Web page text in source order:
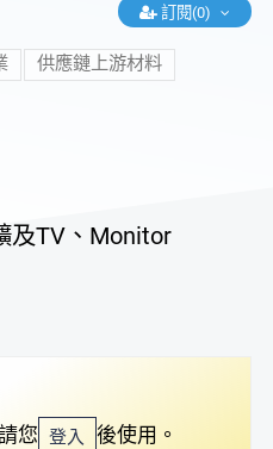
訂閱(0)
供應鏈上游材料
及TV、Monitor
您 登入 後使用。